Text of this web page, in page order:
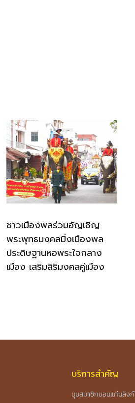
ชาวเมืองพลร่วมอัญเชิญ
พระพุทธมงคลมิ่งเมืองพล
ประดิษฐานหอพระใจกลาง
เมือง เสริมสิริมงคลคู่เมือง
บริการสำคัญ
มุมสมาชิกขอนแก่นลิงก์